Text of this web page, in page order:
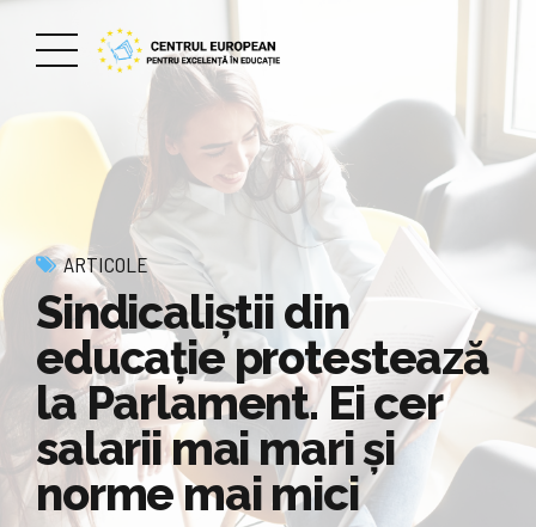
ARTICOLE
Sindicaliştii din
educaţie protestează
la Parlament. Ei cer
salarii mai mari și
norme mai mici